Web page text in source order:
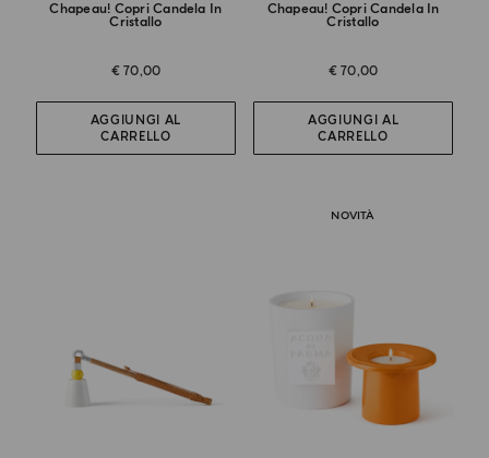
Chapeau! Copri Candela In
Cristallo
€ 70,00
AGGIUNGI AL
CARRELLO
Chapeau! Copri Candela In
Cristallo
€ 70,00
AGGIUNGI AL
CARRELLO
NOVITÀ